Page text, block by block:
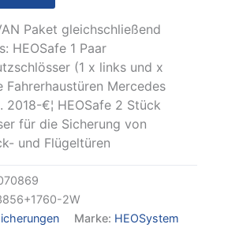
Paket gleichschließend
HEOSafe 1 Paar
(1 x links und x
Fahrerhaustüren Mercedes
2018-€¦ HEOSafe 2 Stück
für die Sicherung von
und Flügeltüren
2W
Marke: HEOSystem